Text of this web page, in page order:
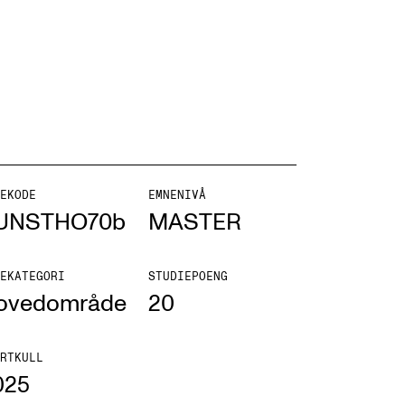
SUT
EMNENIVÅ
MASTER
STUDIEPOENG
20